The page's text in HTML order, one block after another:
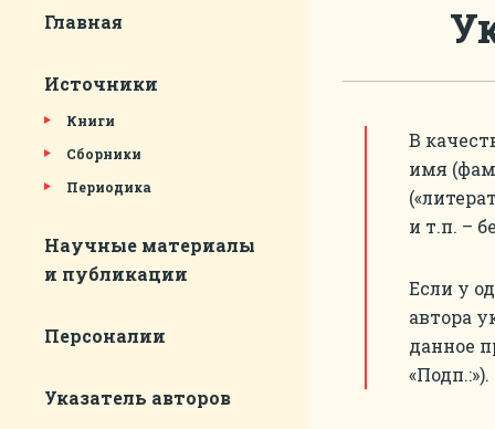
Главная
Источники
Книги
Сборники
Периодика
Научные материалы
и публикации
Персоналии
Указатель авторов
В
имя
и т.п. –
Если у
автора
данное
«Подп.:»).